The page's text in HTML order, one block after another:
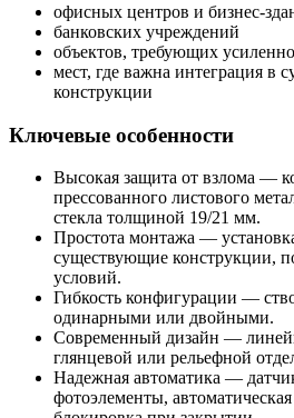
офисных центров и бизнес-
банковских учреждений
объектов, требующих
мест, где важна интеграция в
конструкции
Ключевые особенности
Высокая защита от взлома —
прессованного листового
стекла толщиной 19/21 мм.
Простота монтажа —
существующие конструкции,
условий.
Гибкость конфигурации —
одинарными или двойными.
Современный дизайн —
глянцевой или рельефной
Надежная автоматика —
фотоэлементы,